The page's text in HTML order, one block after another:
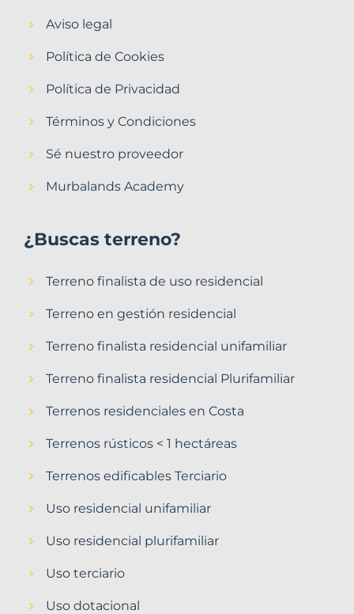
Aviso legal
Política de Cookies
Política de Privacidad
Términos y Condiciones
Sé nuestro proveedor
Murbalands Academy
¿Buscas terreno?
Terreno finalista de uso residencial
Terreno en gestión residencial
Terreno finalista residencial unifamiliar
Terreno finalista residencial Plurifamiliar
Terrenos residenciales en Costa
Terrenos rústicos < 1 hectáreas
Terrenos edificables Terciario
Uso residencial unifamiliar
Uso residencial plurifamiliar
Uso terciario
Uso dotacional